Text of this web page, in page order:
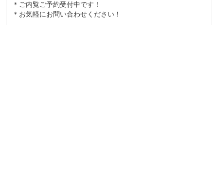
＊ご内覧ご予約受付中です！
＊お気軽にお問い合わせください！